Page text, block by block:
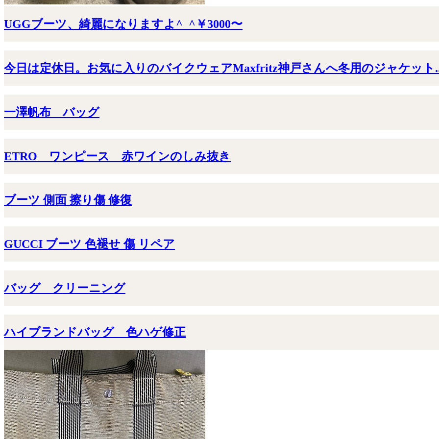
UGGブーツ、綺麗になりますよ^_^￥3000〜
今日は定休日。お気に入りのバイクウェアMaxfritz神戸さんへ冬用のジャケット
一澤帆布 バッグ
ETRO ワンピース 赤ワインのしみ抜き
ブーツ 側面 擦り傷 修復
GUCCI ブーツ 色褪せ 傷 リペア
バッグ クリーニング
ハイブランドバッグ 色ハゲ修正